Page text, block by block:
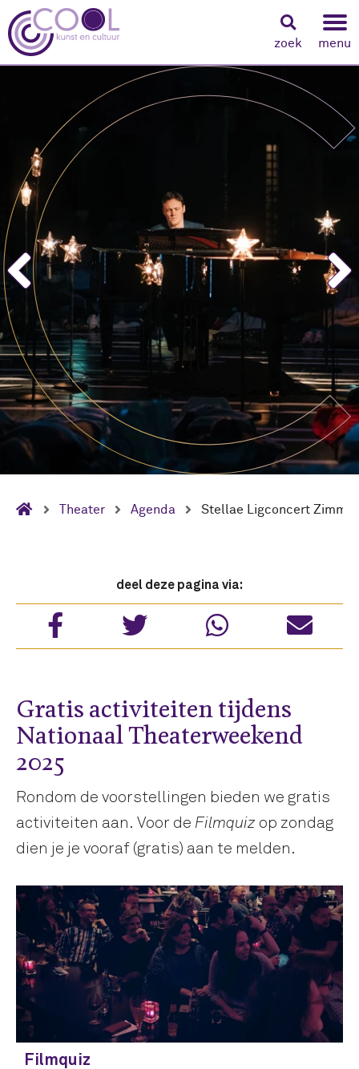
zoek menu
Theater Agenda Stellae Ligconcert
deel deze pagina via:
Gratis activiteiten tijdens
Nationaal Theaterweekend
2025
Rondom de voorstellingen bieden we gratis
activiteiten aan. Voor de Filmquiz op zondag
dien je je vooraf (gratis) aan te melden.
Filmquiz